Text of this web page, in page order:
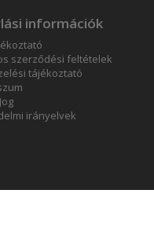
információk
szerződési feltételek
tájékoztató
irányelvek